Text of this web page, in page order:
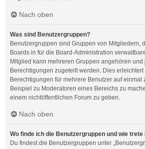
Nach oben
Was sind Benutzergruppen?
Benutzergruppen sind Gruppen von Mitgliedern,
Boards in für die Board-Administration
Mitglied kann mehreren Gruppen angehören
Berechtigungen zugeteilt werden. Dies
Berechtigungen für mehrere Benutzer auf einmal
Beispiel zu Moderatoren eines Bereichs zu
einem nichtöffentlichen Forum zu geben.
Nach oben
Wo finde ich die Benutzergruppen und wie trete
Du findest die Benutzergruppen unter